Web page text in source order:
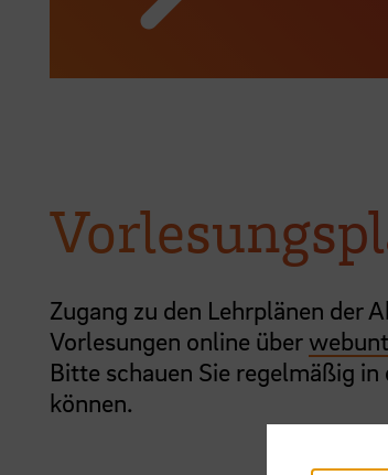
Zugang zu den Lehrplänen der
Vorlesungen online über
Bitte schauen Sie regelmäßig
können.